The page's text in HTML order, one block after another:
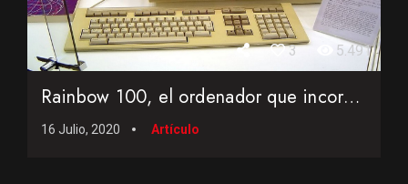
3 5.491
Rainbow 100, el ordenador que incorporó un Intel 8088 y un ...
16 Julio, 2020 Artículo